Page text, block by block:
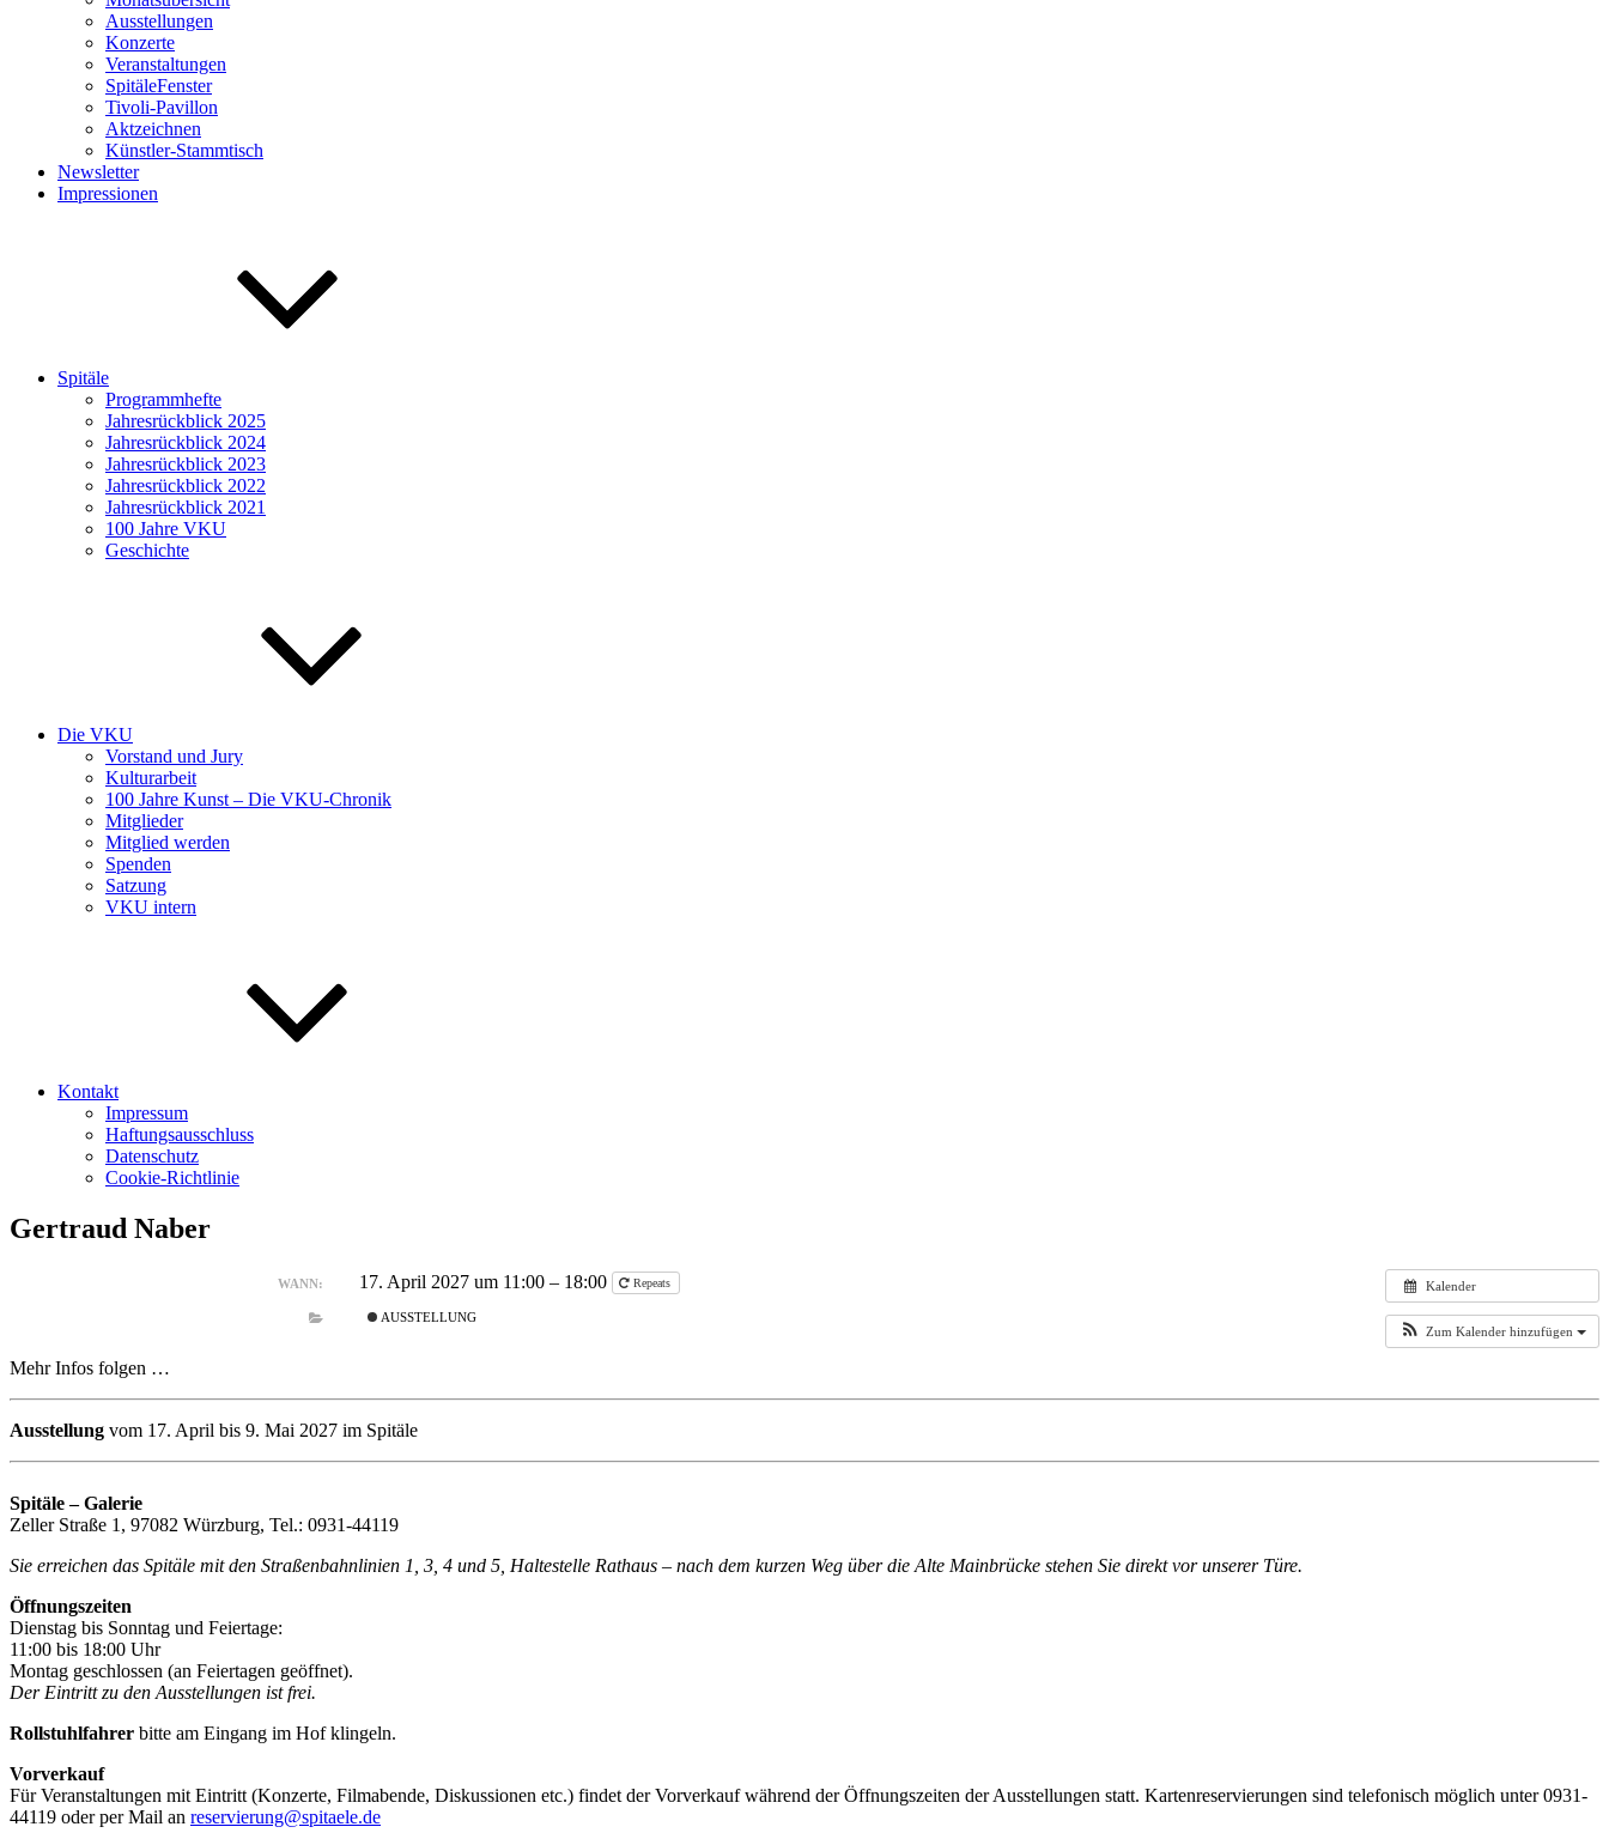
Ausstellungen
Konzerte
Veranstaltungen
SpitäleFenster
Tivoli-Pavillon
Aktzeichnen
Künstler-Stammtisch
Newsletter
Impressionen
Spitäle
Programmhefte
Jahresrückblick 2025
Jahresrückblick 2024
Jahresrückblick 2023
Jahresrückblick 2022
Jahresrückblick 2021
100 Jahre VKU
Geschichte
Die VKU
Vorstand und Jury
Kulturarbeit
100 Jahre Kunst – Die VKU-Chronik
Mitglieder
Mitglied werden
Spenden
Satzung
VKU intern
Kontakt
Impressum
Haftungsausschluss
Datenschutz
Cookie-Richtlinie
Gertraud Naber
Kalender
Zum Kalender hinzufügen
WANN: 17. April 2027 um 11:00 – 18:00 Repeats
AUSSTELLUNG
Mehr Infos folgen …
Ausstellung vom 17. April bis 9. Mai 2027 im Spitäle
Spitäle – Galerie
Zeller Straße 1, 97082 Würzburg, Tel.: 0931-44119
Sie erreichen das Spitäle mit den Straßenbahnlinien 1, 3, 4 und 5, Haltestelle Rathaus – nach dem kurzen Weg über die Alte Mainbrücke stehen Sie direkt vor unserer Türe.
Öffnungszeiten
Dienstag bis Sonntag und Feiertage:
11:00 bis 18:00 Uhr
Montag geschlossen (an Feiertagen geöffnet).
Der Eintritt zu den Ausstellungen ist frei.
Rollstuhlfahrer bitte am Eingang im Hof klingeln.
Vorverkauf
Für Veranstaltungen mit Eintritt (Konzerte, Filmabende, Diskussionen etc.) findet der Vorverkauf während der Öffnungszeiten der Ausstellungen statt. Kartenreservierungen sind telefonisch möglich unter 0931-
44119 oder per Mail an reservierung@spitaele.de